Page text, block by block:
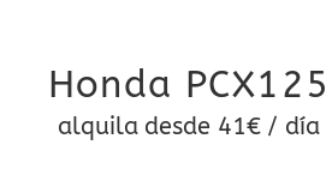
Honda PCX125
alquila desde 41€ / día